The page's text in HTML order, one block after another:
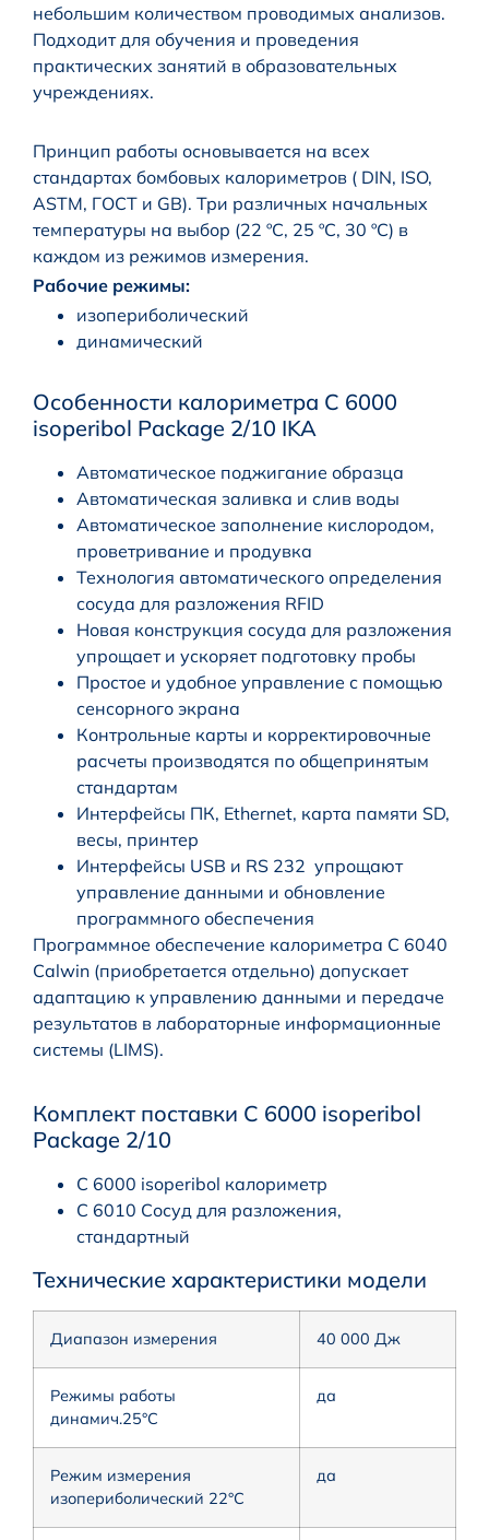
небольшим количеством проводимых анализов.
Подходит для обучения и проведения
практических занятий в образовательных
учреждениях.
Принцип работы основывается на всех
стандартах бомбовых калориметров ( DIN, ISO,
ASTM, ГОСТ и GB). Три различных начальных
температуры на выбор (22 ºC, 25 ºC, 30 ºC) в
каждом из режимов измерения.
Рабочие режимы:
изопериболический
динамический
Особенности калориметра C 6000
isoperibol Package 2/10 IKA
Автоматическое поджигание образца
Автоматическая заливка и слив воды
Автоматическое заполнение кислородом,
проветривание и продувка
Технология автоматического определения
сосуда для разложения RFID
Новая конструкция сосуда для разложения
упрощает и ускоряет подготовку пробы
Простое и удобное управление с помощью
сенсорного экрана
Контрольные карты и корректировочные
расчеты производятся по общепринятым
стандартам
Интерфейсы ПК, Ethernet, карта памяти SD,
весы, принтер
Интерфейсы USB и RS 232 упрощают
управление данными и обновление
программного обеспечения
Программное обеспечение калориметра C 6040
Calwin (приобретается отдельно) допускает
адаптацию к управлению данными и передаче
результатов в лабораторные информационные
системы (LIMS).
Комплект поставки C 6000 isoperibol
Package 2/10
C 6000 isoperibol калориметр
C 6010 Сосуд для разложения,
стандартный
Технические характеристики модели
Диапазон измерения 40 000 Дж
Режимы работы
динамич.25°C
да
Режим измерения
изопериболический 22°C
да